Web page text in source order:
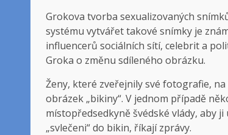
Grokova tvorba sexualizovaných
systému vytvářet takové snímky je
influencerů sociálních sítí, celebrit a
Groka o změnu sdíleného obrázku.
Ženy, které zveřejnily své fotografie,
obrázek „bikiny“. V jednom případě
místopředsedkyně švédské vlády, aby
„svlečeni“ do bikin, říkají zprávy.